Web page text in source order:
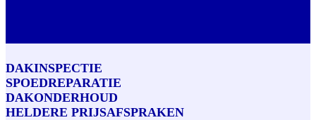
DAKINSPECTIE
SPOEDREPARATIE
DAKONDERHOUD
HELDERE PRIJSAFSPRAKEN